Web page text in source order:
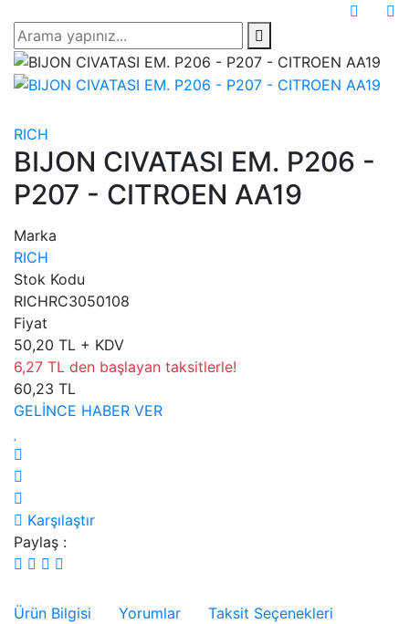
RICH
BIJON CIVATASI EM. P206 -
P207 - CITROEN AA19
Marka
RICH
Stok Kodu
RICHRC3050108
Fiyat
50,20 TL + KDV
6,27 TL den başlayan taksitlerle!
60,23 TL
GELİNCE HABER VER
Karşılaştır
Paylaş :
Ürün Bilgisi Yorumlar
Taksit Seçenekleri